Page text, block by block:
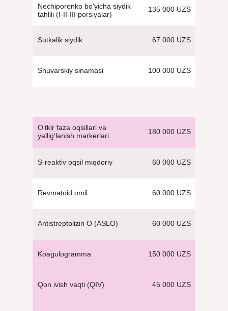
135 000 UZS
Nechiporenko bo‘yicha siydik
tahlili (I-II-III porsiyalar)
67 000 UZS
Sutkalik siydik
100 000 UZS
Shuvarskiy sinamasi
180 000 UZS
O‘tkir faza oqsillari va
yallig‘lanish markerlari
60 000 UZS
S-reaktiv oqsil miqdoriy
60 000 UZS
Revmatoid omil
60 000 UZS
Antistreptolizin O (ASLO)
150 000 UZS
Koagulogramma
45 000 UZS
Qon ivish vaqti (QIV)